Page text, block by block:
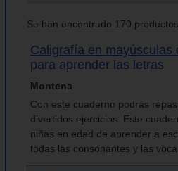
Se han encontrado 170
Caligrafía en mayúsculas
para aprender las letras
Montena
Con este cuaderno podrás
divertidos ejercicios. Este
niñas en edad de aprender a
todas las consonantes y las